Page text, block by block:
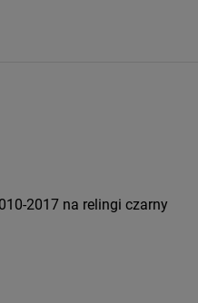
2017 na relingi czarny